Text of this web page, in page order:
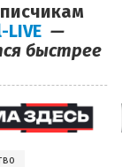
—
быстрее